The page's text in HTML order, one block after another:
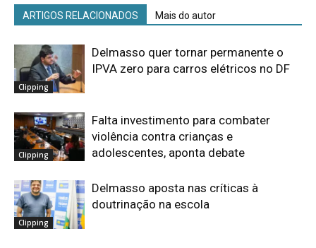
ARTIGOS RELACIONADOS Mais do autor
Clipping
Delmasso quer tornar permanente o
IPVA zero para carros elétricos no DF
Clipping
Falta investimento para combater
violência contra crianças e
adolescentes, aponta debate
Clipping
Delmasso aposta nas críticas à
doutrinação na escola